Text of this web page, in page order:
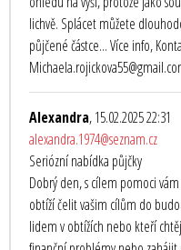
lichvě. Splácet můžete
půjčené částce... Více info,
Alexandra, 15.02.2025 22:31
alexandra.1974@seznam.cz
Seriózní nabídka půjčky
Dobrý den, s cílem pomoci
obtíží čelit vašim cílům do
lidem v obtížích nebo kteří